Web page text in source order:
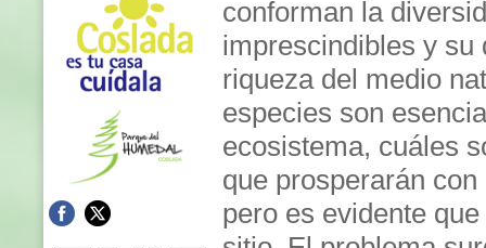
conforman la
imprescindibles y su
riqueza del medio
especies son
ecosistema, cuáles
que prosperarán
pero es evidente